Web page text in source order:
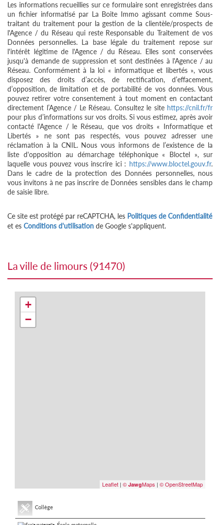
Les informations recueillies sur ce formulaire sont enregistrées dans
un fichier informatisé par La Boite Immo agissant comme Sous-
traitant du traitement pour la gestion de la clientèle/prospects de
l'Agence / du Réseau qui reste Responsable du Traitement de vos
Données personnelles. La base légale du traitement repose sur
l'intérêt légitime de l'Agence / du Réseau. Elles sont conservées
jusqu'à demande de suppression et sont destinées à l'Agence / au
Réseau. Conformément à la loi « informatique et libertés », vous
disposez des droits d’accès, de rectification, d’effacement,
d’opposition, de limitation et de portabilité de vos données. Vous
pouvez retirer votre consentement à tout moment en contactant
directement l’Agence / Le Réseau. Consultez le site https://cnil.fr/fr
pour plus d’informations sur vos droits. Si vous estimez, après avoir
contacté l'Agence / le Réseau, que vos droits « Informatique et
Libertés » ne sont pas respectés, vous pouvez adresser une
réclamation à la CNIL. Nous vous informons de l’existence de la
liste d'opposition au démarchage téléphonique « Bloctel », sur
laquelle vous pouvez vous inscrire ici : https://www.bloctel.gouv.fr.
Dans le cadre de la protection des Données personnelles, nous
vous invitons à ne pas inscrire de Données sensibles dans le champ
de saisie libre.
Ce site est protégé par reCAPTCHA, les Politiques de Confidentialité
et es Conditions d'utilisation de Google s'appliquent.
la ville de limours (91470)
+
−
Leaflet | © JawgMaps | © OpenStreetMap
Collège